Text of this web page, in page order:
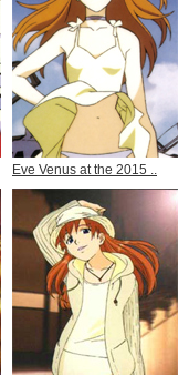
Eve Venus at the 2015 ..